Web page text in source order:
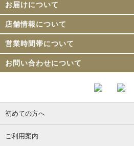
お届けについて
店舗情報について
営業時間帯について
お問い合わせについて
初めての方へ
ご利用案内